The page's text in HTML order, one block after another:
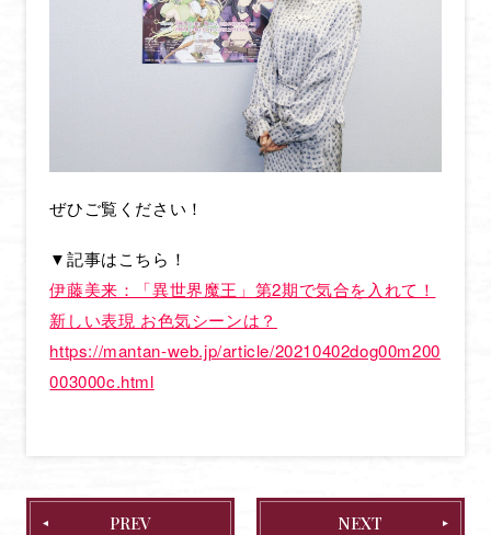
HOME
STAFF & CAST
INTRODUCTION
STORY
ぜひご覧ください！
▼記事はこちら！
伊藤美来：「異世界魔王」第2期で気合を入れて！
新しい表現 お色気シーンは？
https://mantan-web.jp/article/20210402dog00m200
003000c.html
PREV NEXT